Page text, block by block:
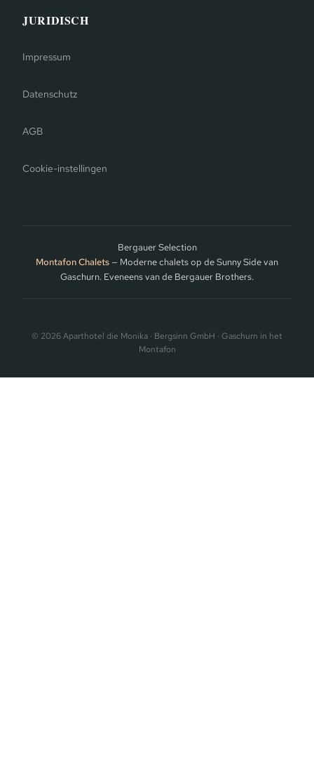
JURIDISCH
Impressum
Datenschutz
AGB
Cookie-instellingen
Bergauer Selection
Montafon Chalets— Moderne chalets op de Sunny Side van
Gaschurn. Eveneens van de Bergauer Brothers.
© 2026 Aparthotel die Monika · Bergsinn GmbH · Gaschurn in het
Montafon